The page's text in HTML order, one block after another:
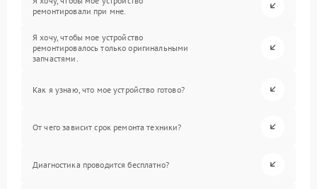
ремонтировали при мне.
Я хочу, чтобы мое устройство
ремонтировалось только оригинальными
запчастями.
Как я узнаю, что мое устройство готово?
От чего зависит срок ремонта техники?
Диагностика проводится бесплатно?